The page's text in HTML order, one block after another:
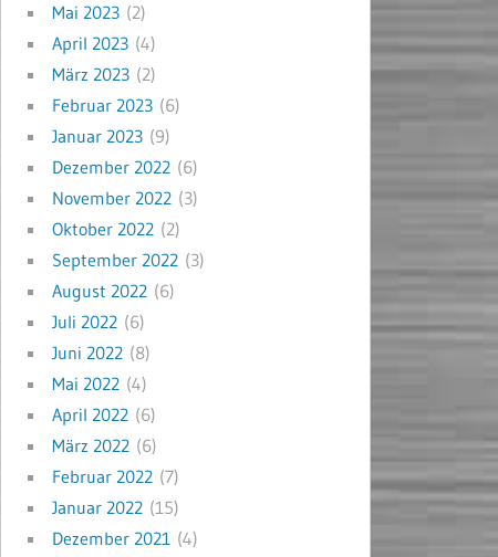
Mai 2023 (2)
April 2023 (4)
März 2023 (2)
Februar 2023 (6)
Januar 2023 (9)
Dezember 2022 (6)
November 2022 (3)
Oktober 2022 (2)
September 2022 (3)
August 2022 (6)
Juli 2022 (6)
Juni 2022 (8)
Mai 2022 (4)
April 2022 (6)
März 2022 (6)
Februar 2022 (7)
Januar 2022 (15)
Dezember 2021 (4)